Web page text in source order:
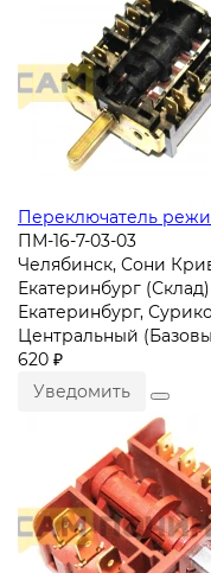
Переключатель
ПМ-16-7-03-03
Челябинск, Сони
Екатеринбург (Склад)
Екатеринбург,
Центральный
620 ₽
Уведомить